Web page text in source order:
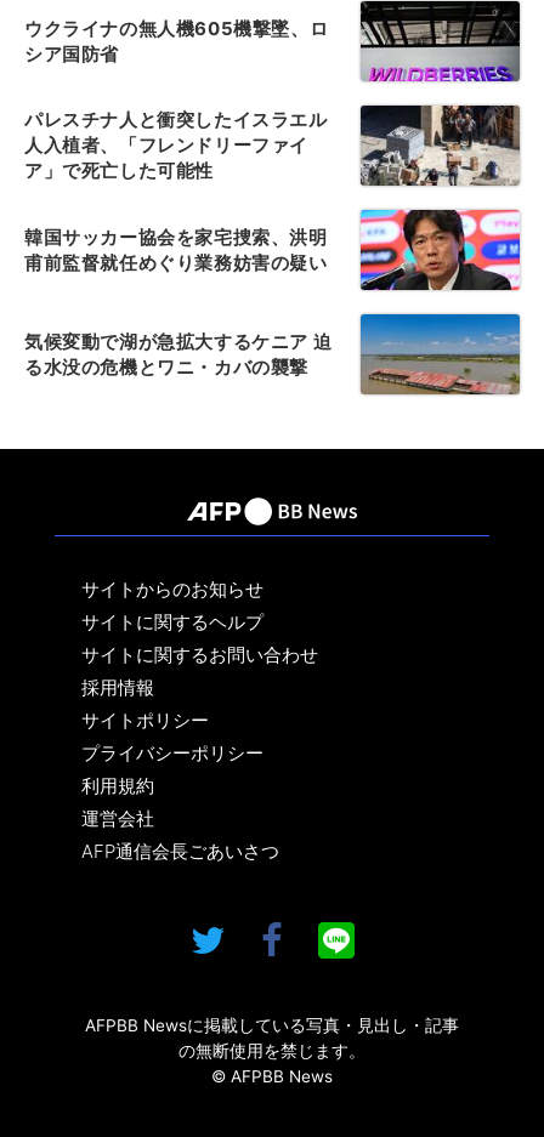
ウクライナの無人機605機撃墜、ロ
シア国防省
パレスチナ人と衝突したイスラエル
人入植者、「フレンドリーファイ
ア」で死亡した可能性
韓国サッカー協会を家宅捜索、洪明
甫前監督就任めぐり業務妨害の疑い
気候変動で湖が急拡大するケニア 迫
る水没の危機とワニ・カバの襲撃
サイトからのお知らせ
サイトに関するヘルプ
サイトに関するお問い合わせ
採用情報
サイトポリシー
プライバシーポリシー
利用規約
運営会社
AFP通信会長ごあいさつ
AFPBB Newsに掲載している写真・見出し・記事
の無断使用を禁じます。
© AFPBB News